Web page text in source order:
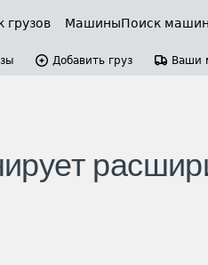
грузов МашиныПоиск машин
Добавить груз Ваши